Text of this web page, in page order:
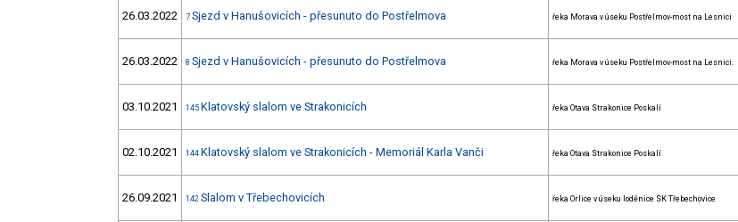
26.03.2022 7 Sjezd v Hanušovicích - přesunuto do Postřelmova řeka Morava v úseku Postřelmov-most na Lesnici
26.03.2022 8 Sjezd v Hanušovicích - přesunuto do Postřelmova řeka Morava v úseku Postřelmov-most na Lesnici.
03.10.2021 145 Klatovský slalom ve Strakonicích řeka Otava Strakonice Poskalí
02.10.2021 144 Klatovský slalom ve Strakonicích - Memoriál Karla Vanči řeka Otava Strakonice Poskalí
26.09.2021 142 Slalom v Třebechovicích řeka Orlice v úseku loděnice SK Třebechovice